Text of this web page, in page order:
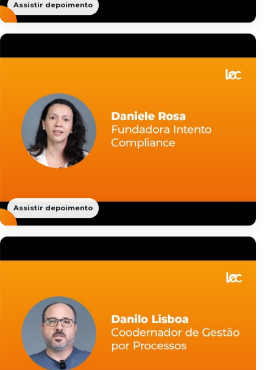
Assistir depoimento
Assistir depoimento